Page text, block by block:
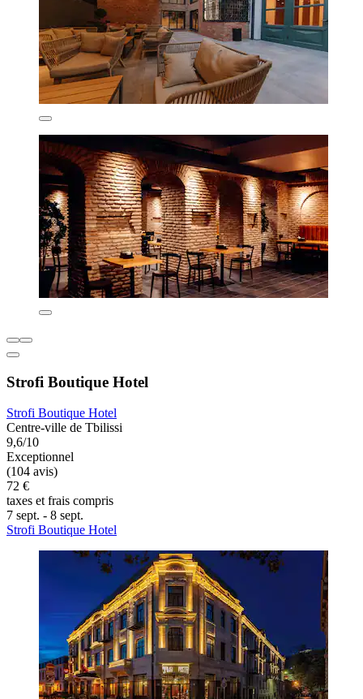
Strofi Boutique Hotel
Strofi Boutique Hotel
Centre-ville de Tbilissi
9,6/10
Exceptionnel
(104 avis)
72 €
taxes et frais compris
7 sept. - 8 sept.
Strofi Boutique Hotel